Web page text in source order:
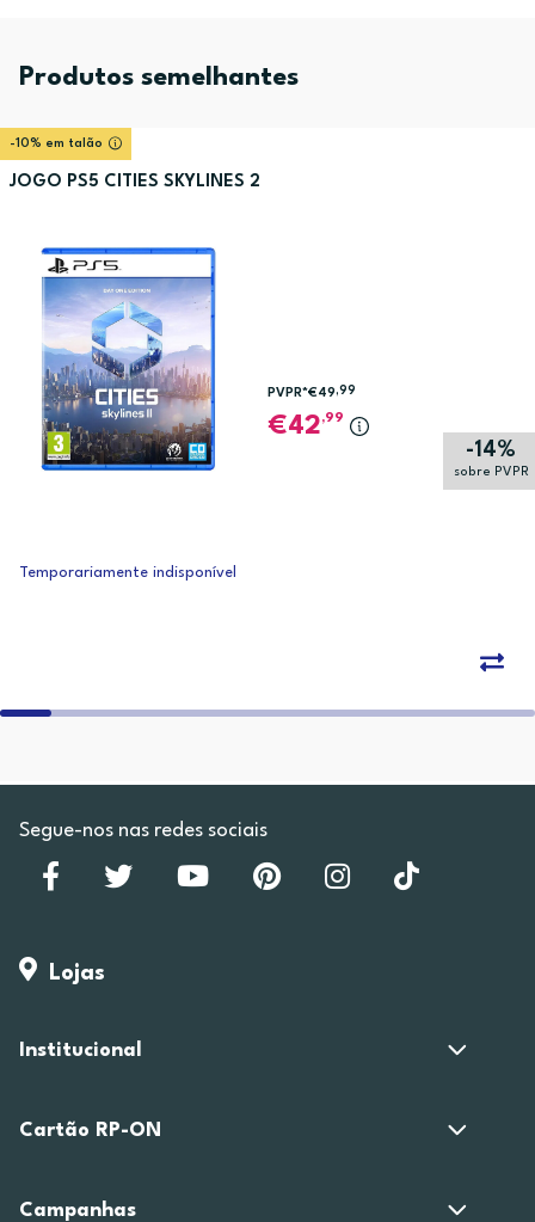
Produtos semelhantes
-10% em talão
JOGO PS5 CITIES SKYLINES 2
-14%
sobre PVPR
PVPR*€49,99
42,99
Temporariamente indisponível
Segue-nos nas redes sociais
Lojas
Institucional
Cartão RP-ON
Campanhas